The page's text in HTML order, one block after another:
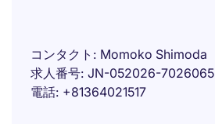
コンタクト
Momoko Shimoda
求人番号 JN-052026-7026065
電話 +81364021517